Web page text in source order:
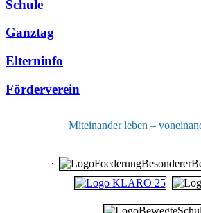
Schule
Ganztag
Elterninfo
Förderverein
Miteinander leben –